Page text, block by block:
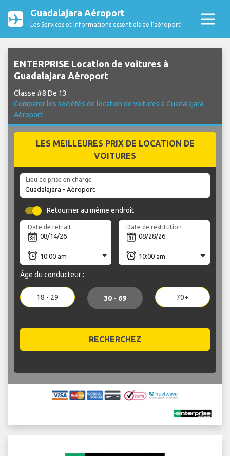
Guadalajara Aéroport
Les Services et Informations essentiels de l’aéroport
ENTERPRISE Location de voitures à
Guadalajara Aéroport
Classe #8 De 13
Comparer les sociétés de location de voitures à Guadalajara
Aéroport
LES MEILLEURES PRIX DE LOCATION DE
VOITURES
Lieu de prise en charge
Retourner au même endroit
Date de retrait Date de restitution
Âge du conducteur :
18 - 29 30 - 69 70+
RECHERCHEZ